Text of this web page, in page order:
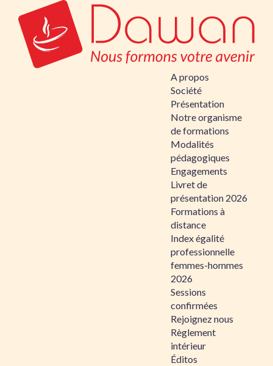
A propos
Société
Présentation
Notre organisme
de formations
Modalités
pédagogiques
Engagements
Livret de
présentation 2026
Formations à
distance
Index égalité
professionnelle
femmes-hommes
2026
Sessions
confirmées
Rejoignez nous
Règlement
intérieur
Éditos